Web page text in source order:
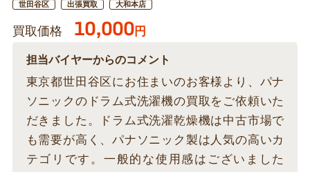
世田谷区 出張買取 大和本店
買取価格 10,000円
担当バイヤーからのコメント
東京都世田谷区にお住まいのお客様より、パナ
ソニックのドラム式洗濯機の買取をご依頼いた
だきました。ドラム式洗濯乾燥機は中古市場で
も需要が高く、パナソニック製は人気の高いカ
テゴリです。一般的な使用感はございました